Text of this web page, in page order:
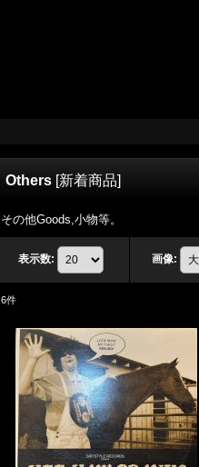
Others [新着商品]
その他Goods,小物等。
表示数: 画像:
6件